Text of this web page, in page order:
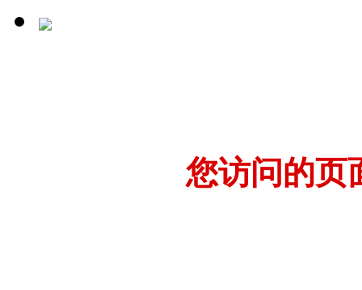
您访问的页